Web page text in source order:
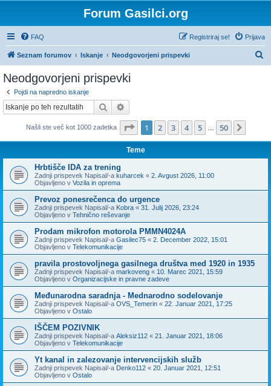
Forum Gasilci.org
FAQ Prijava
Registriraj se!
Seznam forumov Iskanje Neodgovorjeni prispevki
e
Neodgovorjeni prispevki
Pojdi na napredno iskanje
Iskanje
Našli ste več kot 1000 zadetka Stran 1od50
1 2 3 4 5 50
Teme
Hrbtišče IDA za trening
Zadnji prispevek Napisal/-a kuharcek « 2. Avgust 2026, 11:00
Objavljeno v Vozila in oprema
Prevoz ponesrečenca do urgence
Zadnji prispevek Napisal/-a Kobra « 31. Julij 2026, 23:24
Objavljeno v Tehnično reševanje
Prodam mikrofon motorola PMMN4024A
Zadnji prispevek Napisal/-a Gasilec75 « 2. December 2022, 15:01
Objavljeno v Telekomunikacije
pravila prostovoljnega gasilnega društva med 1920 in 1935
Zadnji prispevek Napisal/-a markoveng « 10. Marec 2021, 15:59
Objavljeno v Organizacijske in pravne zadeve
Međunarodna saradnja - Mednarodno sodelovanje
Zadnji prispevek Napisal/-a OVS_Temerin « 22. Januar 2021, 17:25
Objavljeno v Ostalo
IŠČEM POZIVNIK
Zadnji prispevek Napisal/-a Aleksiz112 « 21. Januar 2021, 18:06
Objavljeno v Telekomunikacije
Yt kanal in zalezovanje intervencijskih služb
Zadnji prispevek Napisal/-a Denko112 « 20. Januar 2021, 12:51
Objavljeno v Ostalo